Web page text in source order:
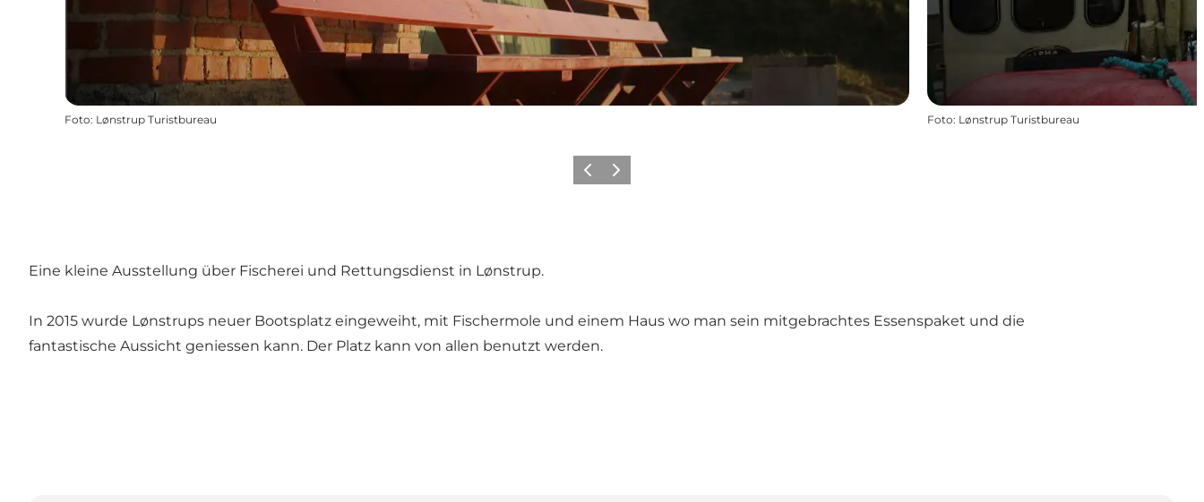
Foto: Lønstrup Turistbureau Foto: Lønstrup Turistbureau
ZurückWeiter
Eine kleine Ausstellung über Fischerei und Rettungsdienst in Lønstrup.
In 2015 wurde Lønstrups neuer Bootsplatz eingeweiht, mit Fischermole und einem Haus wo man sein mitgebrachtes Essenspaket und die
fantastische Aussicht geniessen kann. Der Platz kann von allen benutzt werden.